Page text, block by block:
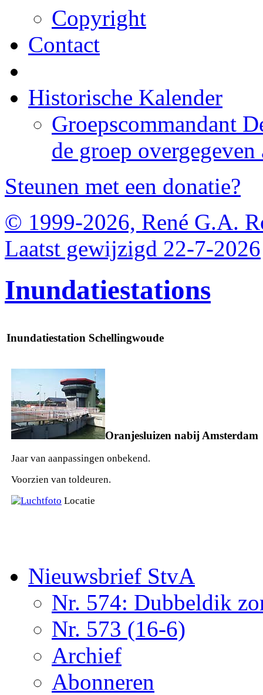
Copyright
Contact
Historische Kalender
Groepscommandant
de groep
Steunen met een donatie?
© 1999-2026, René G.A.
Laatst gewijzigd 22-7-2026
Inundatiestations
Inundatiestation Schellingwoude
Oranjesluizen nabij Amsterdam
Jaar van aanpassingen onbekend.
Voorzien van toldeuren.
Locatie
Nieuwsbrief StvA
Nr. 574: Dubbeldik
Nr. 573 (16-6)
Archief
Abonneren